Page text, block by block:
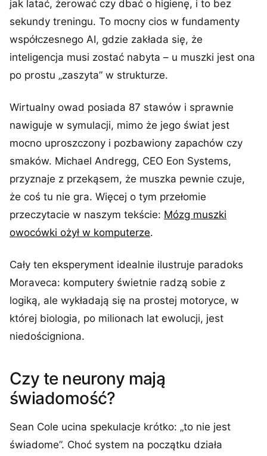
jak latać, żerować czy dbać o higienę, i to bez
sekundy treningu. To mocny cios w fundamenty
współczesnego AI, gdzie zakłada się, że
inteligencja musi zostać nabyta – u muszki jest ona
po prostu „zaszyta” w strukturze.
Wirtualny owad posiada 87 stawów i sprawnie
nawiguje w symulacji, mimo że jego świat jest
mocno uproszczony i pozbawiony zapachów czy
smaków. Michael Andregg, CEO Eon Systems,
przyznaje z przekąsem, że muszka pewnie czuje,
że coś tu nie gra. Więcej o tym przełomie
przeczytacie w naszym tekście: Mózg muszki
owocówki ożył w komputerze.
Cały ten eksperyment idealnie ilustruje paradoks
Moraveca: komputery świetnie radzą sobie z
logiką, ale wykładają się na prostej motoryce, w
której biologia, po milionach lat ewolucji, jest
niedościgniona.
Czy te neurony mają
świadomość?
Sean Cole ucina spekulacje krótko: „to nie jest
świadome”. Choć system na początku działa